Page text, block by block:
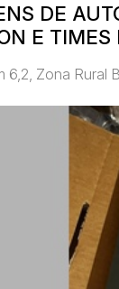
DE
E
6,2, Zona Rural